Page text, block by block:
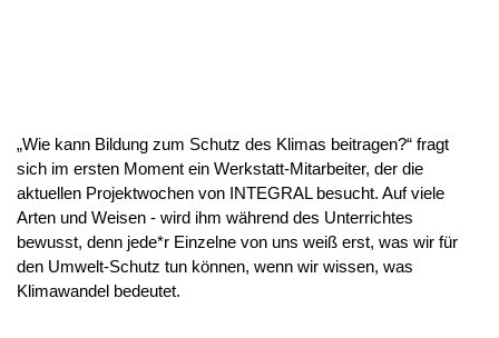
„Wie kann Bildung zum Schutz des Klimas beitragen?“ fragt
sich im ersten Moment ein Werkstatt-Mitarbeiter, der die
aktuellen Projektwochen von INTEGRAL besucht. Auf viele
Arten und Weisen - wird ihm während des Unterrichtes
bewusst, denn jede*r Einzelne von uns weiß erst, was wir für
den Umwelt-Schutz tun können, wenn wir wissen, was
Klimawandel bedeutet.